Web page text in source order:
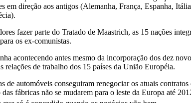
em direção aos antigos (Alemanha, França, Espanha,
fazer parte do Tratado de Maastrich, as 15 nações
os ex-comunistas.
acontecendo antes mesmo da incorporação dos dez
relações de trabalho dos 15 países da União Européia.
automóveis conseguiram renegociar os atuais
fábricas não se mudarem para o leste da Europa até